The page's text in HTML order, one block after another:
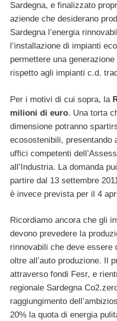
Sardegna, e finalizzato
aziende che desiderano
Sardegna l’energia
l’installazione di impianti
permettere una
rispetto agli impianti c.d.
Per i motivi di cui sopra, la
milioni di euro. Una torta
dimensione potranno
ecosostenibili, presentando
uffici competenti
all’Industria. La domanda
partire dal 13 settembre
è invece prevista per il 4
Ricordiamo ancora che gli
devono prevedere la
rinnovabili che deve essere
oltre all’auto produzione. Il
attraverso fondi Fesr, e
regionale Sardegna
raggiungimento
20% la quota di energia